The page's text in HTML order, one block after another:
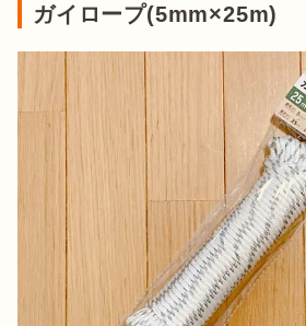
ガイロープ(5mm×25m)